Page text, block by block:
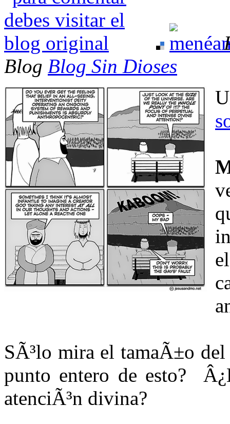
Blog Blog Sin Dioses
SÃ³lo mira el tamaÃ±o
punto entero de esto?
atenciÃ³n divina?